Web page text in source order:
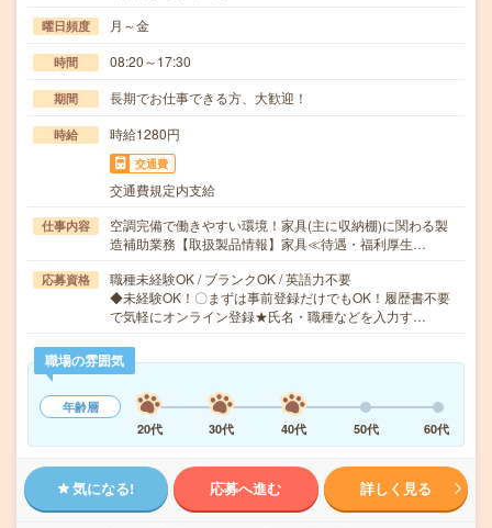
曜日頻度 月～金
時間 08:20～17:30
期間 長期でお仕事できる方、大歓迎！
時給 時給1280円
交通費
交通費規定内支給
仕事内容
空調完備で働きやすい環境！家具(主に収納棚)に関わる製
造補助業務【取扱製品情報】家具≪待遇・福利厚生…
応募資格
職種未経験OK / ブランクOK / 英語力不要
◆未経験OK！〇まずは事前登録だけでもOK！履歴書不要
で気軽にオンライン登録★氏名・職種などを入力す…
職場の雰囲気
年齢層
20代
30代 40代 50代 60代
気になる! 応募へ進む 詳しく見る